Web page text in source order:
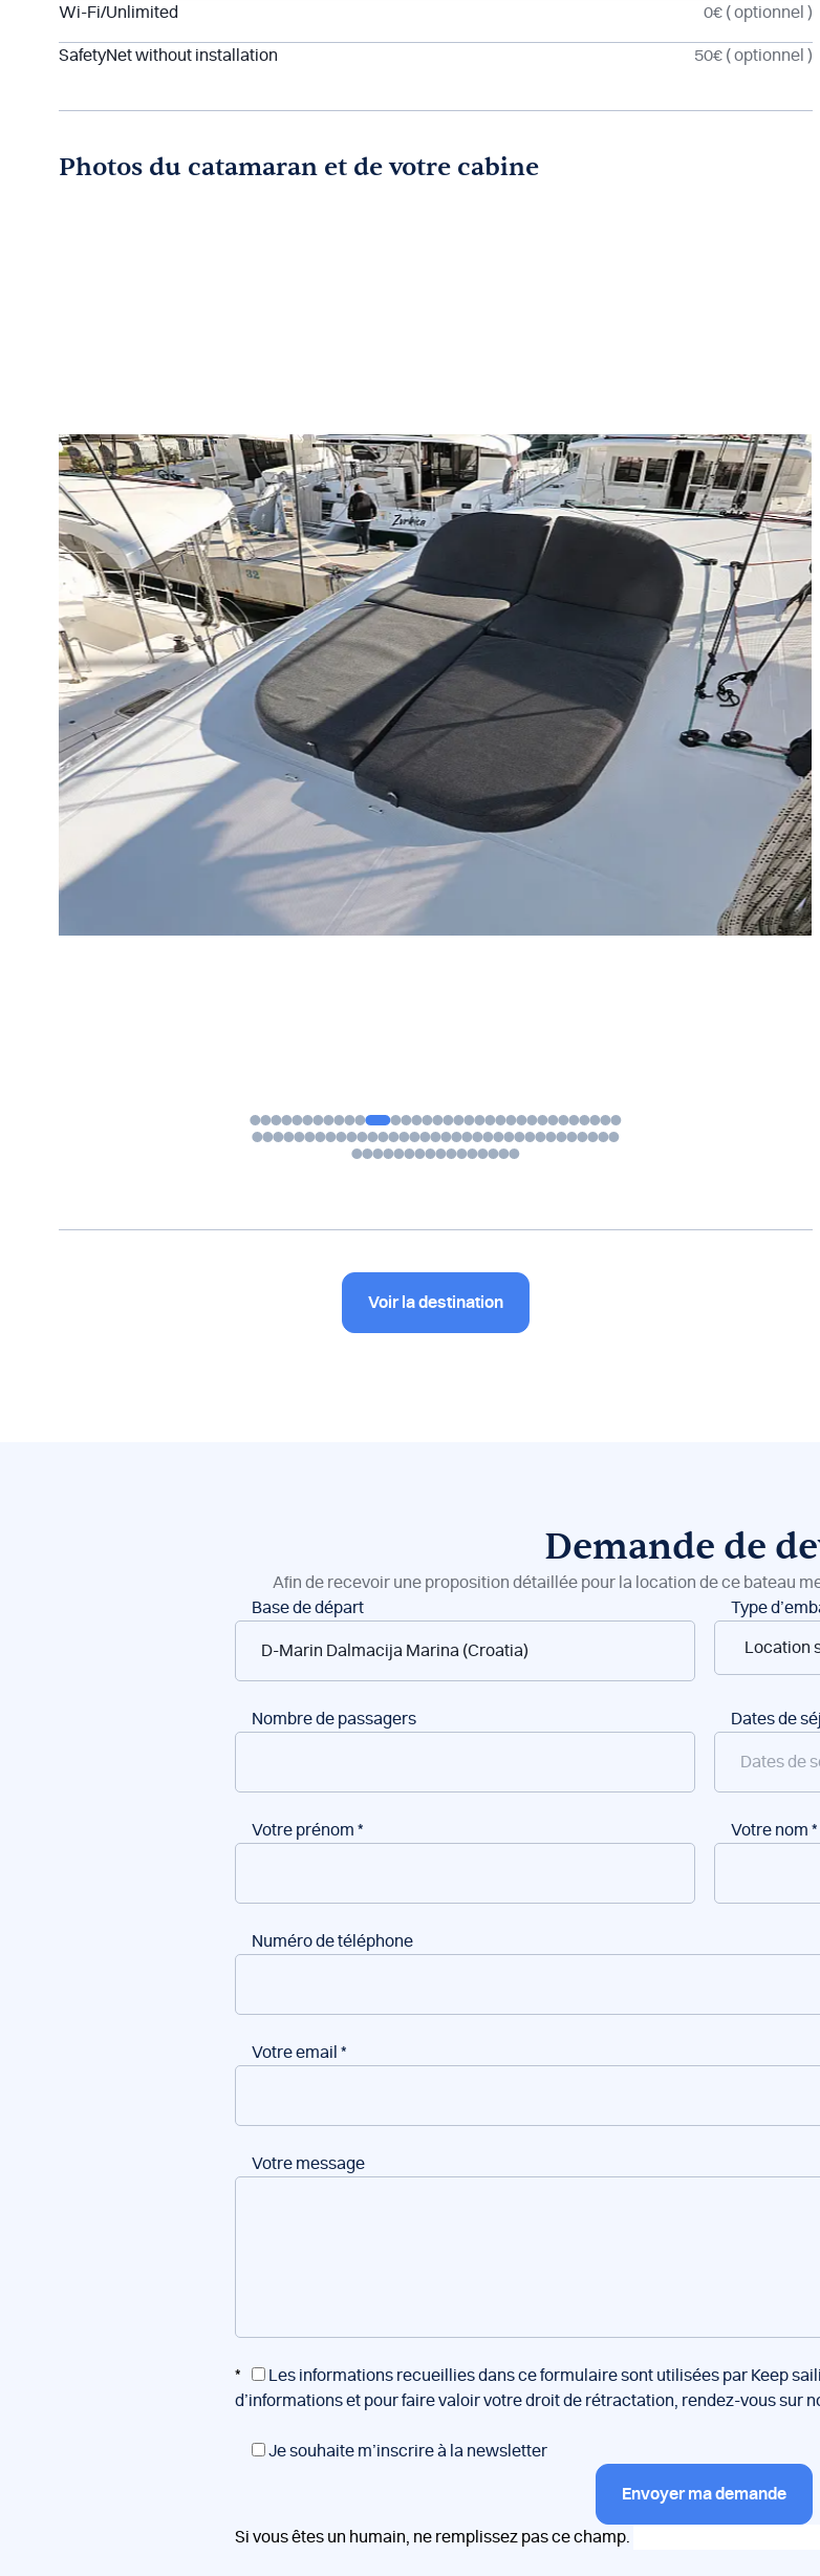
Wi-Fi/Unlimited 0€ ( optionnel )
SafetyNet without installation 50€ ( optionnel )
Photos du catamaran et de votre cabine
Voir la destination
Demande de
Afin de recevoir une proposition détaillée pour la location de ce bateau
Réservation
bateaux
Base de départ Type
Nombre de passagers Dates de
Votre prénom * Votre nom *
Numéro de téléphone
Votre email *
Votre message
*
Les informations recueillies dans ce formulaire sont utilisées par Keep
d’informations et pour faire valoir votre droit de rétractation, rendez-vous sur
Je souhaite m’inscrire à la newsletter
Envoyer ma demande
Si vous êtes un humain, ne remplissez pas ce champ.